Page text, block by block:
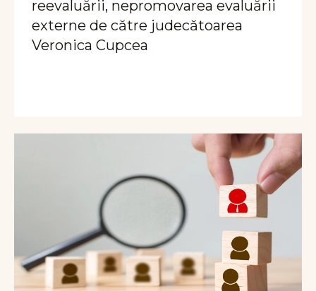
reevaluării, nepromovarea evaluării
externe de către judecătoarea
Veronica Cupcea